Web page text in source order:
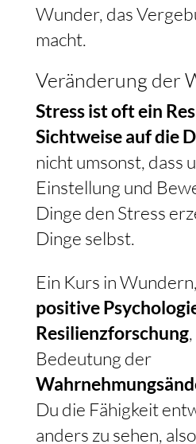
Wunder, das
macht.
Veränderung der
Stress ist oft ein
Sichtweise auf die
nicht umsonst, dass
Einstellung und
Dinge den Stress
Dinge selbst.
positive
Resilienzforschung
Bedeutung der
Du die Fähigkeit
anders zu sehen,